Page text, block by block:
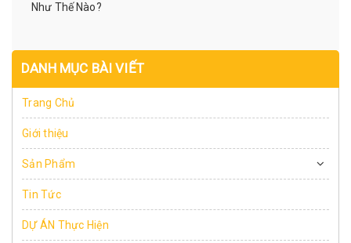
Như Thế Nào?
DANH MỤC BÀI VIẾT
Trang Chủ
Giới thiệu
Sản Phẩm
Tin Tức
DỰ ÁN Thực Hiện